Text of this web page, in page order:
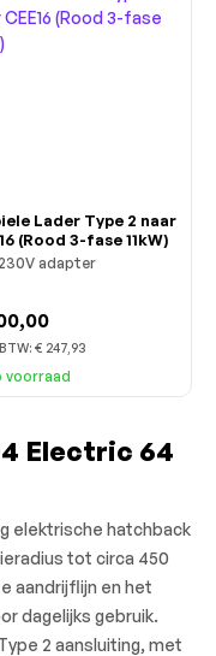
Lader Type 2 naar
(Rood 3-fase 11kW)
adapter
€ 247,93
voorraad
Electric 64
elektrische hatchback
tot circa 450
aandrijflijn en het
dagelijks gebruik.
2 aansluiting, met